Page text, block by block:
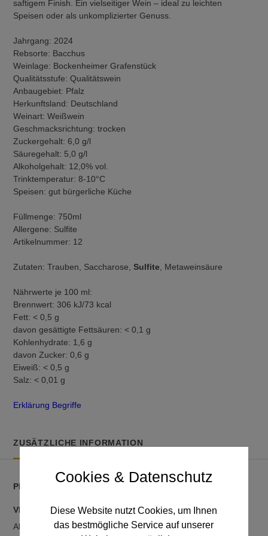
saftigem Finish. Ein vielseitiger Wein – ideal zu leichten
Speisen oder als unkomplizierter Genuss.
Jahrgang: 2024
Rebsorte: Bacchus
Weinlage: Bockenheimer Grafenstück
Qualitätsstufe: Qualitätswein
Anbaugebiet: Pfalz
Herkunftsland: Deutschland
Weinart: Weißwein
Geschmacksrichtung: trocken
Zuckergehalt: 6,0 g/l
Säuregehalt: 5,0 g/l
Alkoholgehalt: 12,0% vol.
Trinktemperatur: 8-10°C
Speisen: gut bürgerliche Küche
Füllmenge: 750ml
Allergene: Sulfite
Artikelnummer: 12
Zutaten: Trauben, Saccharose,Sulfite , Metaweinsäure
Nährwerte je 100 ml:
Brennwert: 306 kJ/73 kcal
Fett: < 0,5 g
davon gesättigte Fettsäuren: < 0,1 g
Kohlenhydrate: 1,6 g
davon Zucker: 0,6 g
Eiweiß: < 0,5 g
Salz: < 0,01 g
Erklärung Begriffe
ZUSÄTZLICHE INFORMATION
PRODUKTDETAILS
VERSAND:
Ab 24 Flaschen versandkostenfreie Lieferung!
Cookies & Datenschutz
Diese Website nutzt Cookies, um Ihnen
das bestmögliche Service auf unserer